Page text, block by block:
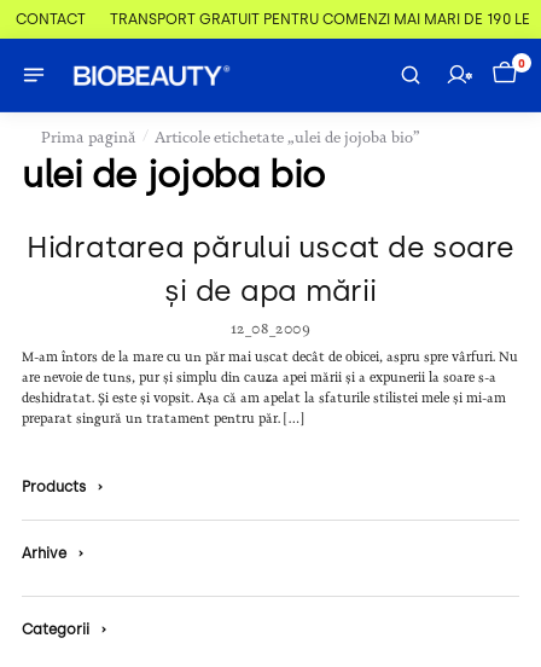
CONTACT TRANSPORT GRATUIT PENTRU COMENZI MAI MARI DE 190 LEI
0
Prima pagină / Articole etichetate „ulei de jojoba bio”
ulei de jojoba bio
Hidratarea părului uscat de soare
și de apa mării
12_08_2009
M-am întors de la mare cu un păr mai uscat decât de obicei, aspru spre vârfuri. Nu
are nevoie de tuns, pur și simplu din cauza apei mării și a expunerii la soare s-a
deshidratat. Și este și vopsit. Așa că am apelat la sfaturile stilistei mele și mi-am
preparat singură un tratament pentru păr. […]
Products ›
Arhive ›
Categorii ›